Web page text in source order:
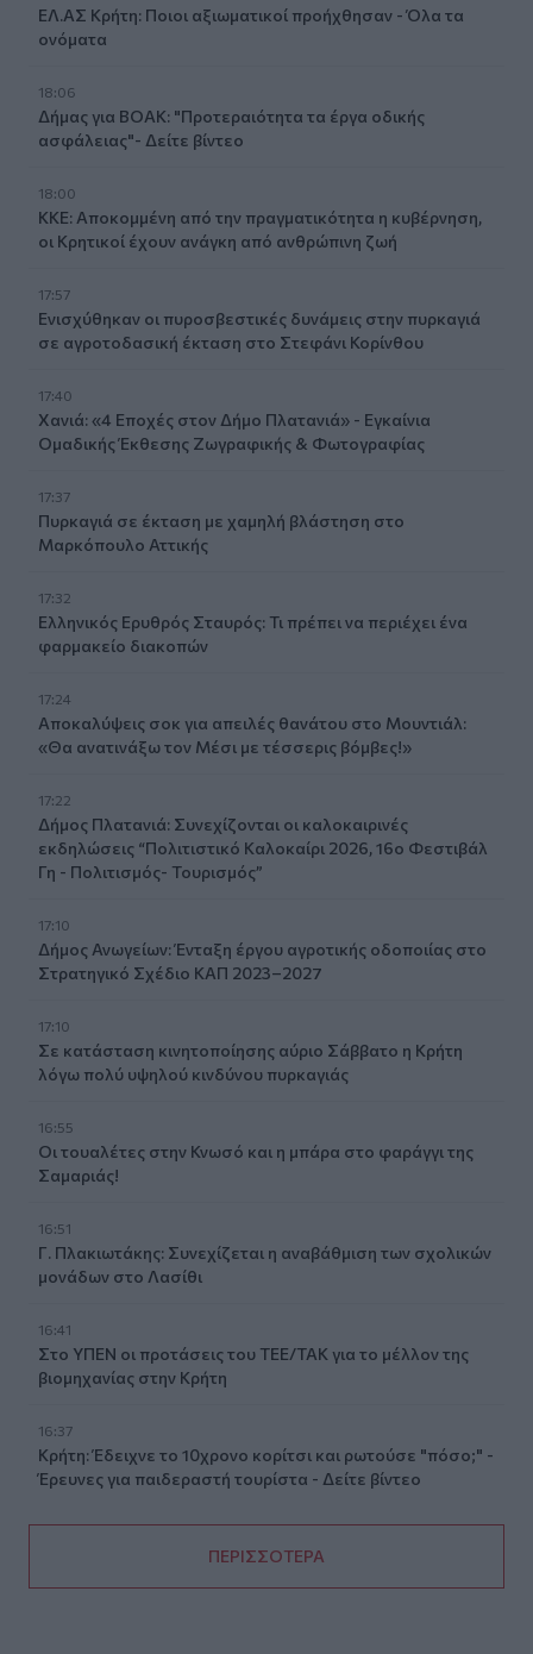
ΕΛ.ΑΣ Κρήτη: Ποιοι αξιωματικοί προήχθησαν - Όλα τα
ονόματα
18:06
Δήμας για ΒΟΑΚ: "Προτεραιότητα τα έργα οδικής
ασφάλειας"- Δείτε βίντεο
18:00
ΚΚΕ: Αποκομμένη από την πραγματικότητα η κυβέρνηση,
οι Κρητικοί έχουν ανάγκη από ανθρώπινη ζωή
17:57
Ενισχύθηκαν οι πυροσβεστικές δυνάμεις στην πυρκαγιά
σε αγροτοδασική έκταση στο Στεφάνι Κορίνθου
17:40
Χανιά: «4 Εποχές στον Δήμο Πλατανιά» - Εγκαίνια
Ομαδικής Έκθεσης Ζωγραφικής & Φωτογραφίας
17:37
Πυρκαγιά σε έκταση με χαμηλή βλάστηση στο
Μαρκόπουλο Αττικής
17:32
Ελληνικός Ερυθρός Σταυρός: Τι πρέπει να περιέχει ένα
φαρμακείο διακοπών
17:24
Aποκαλύψεις σοκ για απειλές θανάτου στο Μουντιάλ:
«Θα ανατινάξω τον Μέσι με τέσσερις βόμβες!»
17:22
Δήμος Πλατανιά: Συνεχίζονται οι καλοκαιρινές
εκδηλώσεις “Πολιτιστικό Καλοκαίρι 2026, 16ο Φεστιβάλ
Γη - Πολιτισμός- Τουρισμός”
17:10
Δήμος Ανωγείων: Ένταξη έργου αγροτικής οδοποιίας στο
Στρατηγικό Σχέδιο ΚΑΠ 2023–2027
17:10
Σε κατάσταση κινητοποίησης αύριο Σάββατο η Κρήτη
λόγω πολύ υψηλού κινδύνου πυρκαγιάς
16:55
Οι τουαλέτες στην Κνωσό και η μπάρα στο φαράγγι της
Σαμαριάς!
16:51
Γ. Πλακιωτάκης: Συνεχίζεται η αναβάθμιση των σχολικών
μονάδων στο Λασίθι
16:41
Στο ΥΠΕΝ οι προτάσεις του ΤΕΕ/ΤΑΚ για το μέλλον της
βιομηχανίας στην Κρήτη
16:37
Κρήτη: Έδειχνε το 10χρονο κορίτσι και ρωτούσε "πόσο;" -
Έρευνες για παιδεραστή τουρίστα - Δείτε βίντεο
ΠΕΡΙΣΣΟΤΕΡΑ